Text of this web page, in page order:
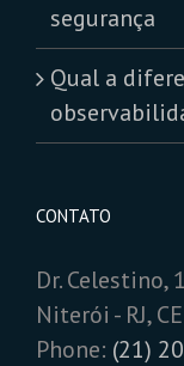
segurança
Qual a
CONTATO
Dr. Celestino,
Niterói - RJ,
Phone: (21)